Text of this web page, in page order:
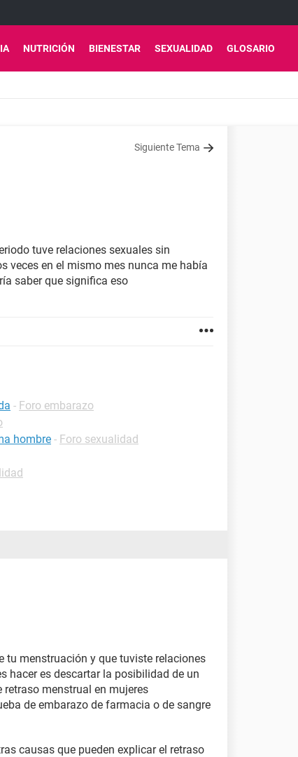
NUTRICIÓN BIENESTAR SEXUALIDAD GLOSARIO
Siguiente Tema
tuve relaciones sexuales sin
veces en el mismo mes nunca me había
saber que significa eso
- Foro embarazo
hombre - Foro sexualidad
tu menstruación y que tuviste relaciones
hacer es descartar la posibilidad de un
menstrual en mujeres
de embarazo de farmacia o de sangre
causas que pueden explicar el retraso